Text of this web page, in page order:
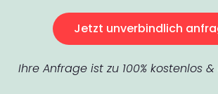
Jetzt unverbindlich
Ihre Anfrage ist zu 100% kostenlos